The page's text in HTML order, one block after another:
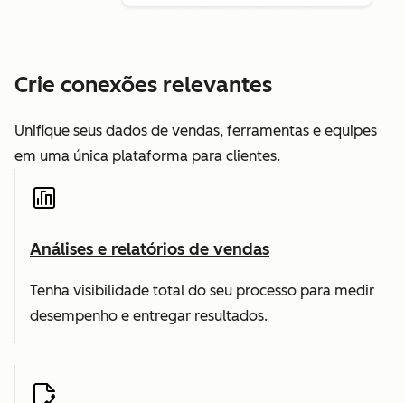
Crie conexões relevantes
Unifique seus dados de vendas, ferramentas e equipes
em uma única plataforma para clientes.
Análises e relatórios de vendas
Tenha visibilidade total do seu processo para medir
desempenho e entregar resultados.